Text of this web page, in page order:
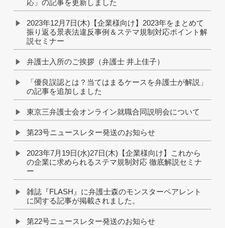
応」の記事を更新しました
2023年12月7日(木)【企業様向け】2023年をまとめて
振り返る景表法違反事例＆ステマ規制対応ポイント解
説セミナー
弁護士入所のご挨拶（弁護士 井上佳子）
「優良誤認とは？当てはまるケースを弁護士が解説」
の記事を追加しました
東京三弁護士会オンライン就職合同説明会について
第23号ニュースレター発送のお知らせ
2023年7月19日(水)27日(木)【企業様向け】これから
の企業に求められるステマ規制対応 徹底解説セミナ
ー
雑誌『FLASH』に弁護士森のモンスターペアレント
に関する記事が掲載されました。
第22号ニュースレター発送のお知らせ